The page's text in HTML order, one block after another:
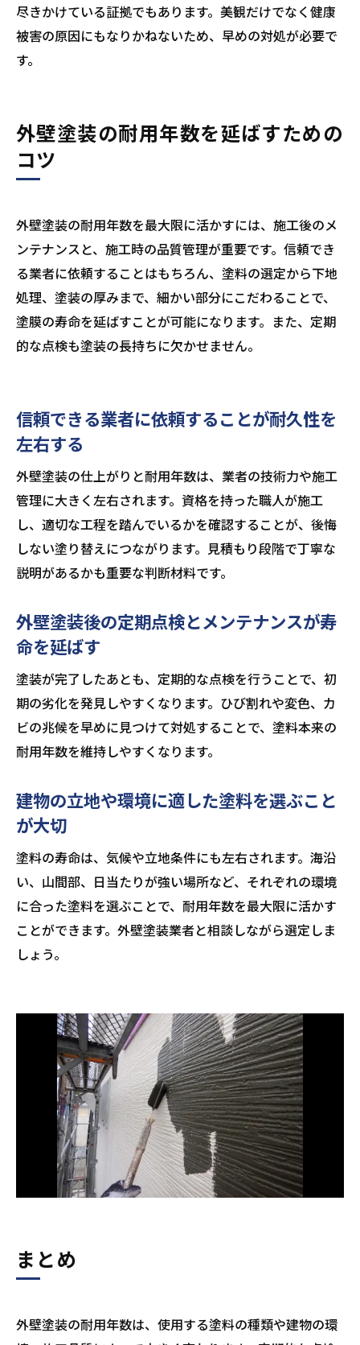
尽きかけている証拠でもあります。美観だけでなく健康
被害の原因にもなりかねないため、早めの対処が必要で
す。
外壁塗装の耐用年数を延ばすための
コツ
外壁塗装の耐用年数を最大限に活かすには、施工後のメ
ンテナンスと、施工時の品質管理が重要です。信頼でき
る業者に依頼することはもちろん、塗料の選定から下地
処理、塗装の厚みまで、細かい部分にこだわることで、
塗膜の寿命を延ばすことが可能になります。また、定期
的な点検も塗装の長持ちに欠かせません。
信頼できる業者に依頼することが耐久性を
左右する
外壁塗装の仕上がりと耐用年数は、業者の技術力や施工
管理に大きく左右されます。資格を持った職人が施工
し、適切な工程を踏んでいるかを確認することが、後悔
しない塗り替えにつながります。見積もり段階で丁寧な
説明があるかも重要な判断材料です。
外壁塗装後の定期点検とメンテナンスが寿
命を延ばす
塗装が完了したあとも、定期的な点検を行うことで、初
期の劣化を発見しやすくなります。ひび割れや変色、カ
ビの兆候を早めに見つけて対処することで、塗料本来の
耐用年数を維持しやすくなります。
建物の立地や環境に適した塗料を選ぶこと
が大切
塗料の寿命は、気候や立地条件にも左右されます。海沿
い、山間部、日当たりが強い場所など、それぞれの環境
に合った塗料を選ぶことで、耐用年数を最大限に活かす
ことができます。外壁塗装業者と相談しながら選定しま
しょう。
まとめ
外壁塗装の耐用年数は、使用する塗料の種類や建物の環